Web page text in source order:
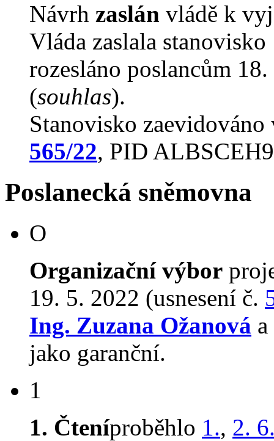
Návrh zaslán vládě k
Vláda zaslala
rozesláno poslancům
(souhlas).
Stanovisko
565/22, PID
Poslanecká sněmovna
O
Organizační výbor
19. 5. 2022 (usnesení č.
Ing. Zuzana Ožanová
jako garanční.
1
1. Čteníproběhlo 1., 2.